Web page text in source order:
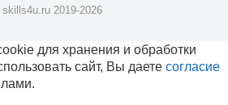
2019-2026
для хранения и обработки
сайт, Вы даете согласие